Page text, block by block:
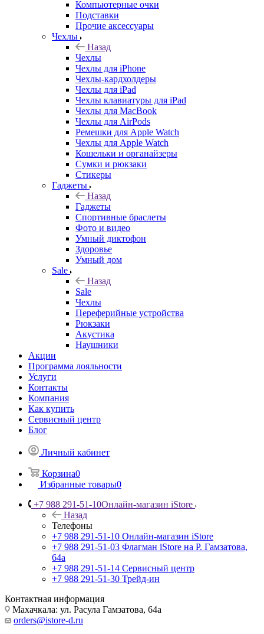
Компьютерные очки
Подставки
Прочие аксессуары
Чехлы
Назад
Чехлы
Чехлы для iPhone
Чехлы-кардхолдеры
Чехлы для iPad
Чехлы клавиатуры для iPad
Чехлы для MacBook
Чехлы для AirPods
Ремешки для Apple Watch
Чехлы для Apple Watch
Кошельки и органайзеры
Сумки и рюкзаки
Стикеры
Гаджеты
Назад
Гаджеты
Спортивные браслеты
Фото и видео
Умный диктофон
Здоровье
Умный дом
Sale
Назад
Sale
Чехлы
Переферийные устройства
Рюкзаки
Акустика
Наушники
Акции
Программа лояльности
Услуги
Контакты
Компания
Как купить
Сервисный центр
Блог
Личный кабинет
Корзина0
Избранные товары0
+7 988 291-51-10Онлайн-магазин iStore
Назад
Телефоны
+7 988 291-51-10 Онлайн-магазин iStore
+7 988 291-51-03 Флагман iStore на Р. Гамзатова,
64а
+7 988 291-51-14 Сервисный центр
+7 988 291-51-30 Трейд-ин
Контактная информация
Махачкала: ул. Расула Гамзатова, 64а
orders@istore-d.ru